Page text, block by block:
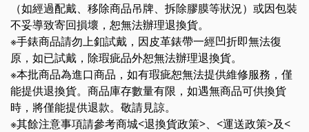
（如經過配戴、移除商品吊牌、拆除膠膜等狀況）或因包裝
不妥導致寄回損壞，恕無法辦理退換貨。
※手錶商品請勿上釦試戴，因皮革錶帶一經凹折即無法復
原，如已試戴，除瑕疵品外恕無法辦理退換貨。
※本批商品為進口商品，如有瑕疵恕無法提供維修服務，僅
能提供退換貨。商品庫存數量有限，如遇無商品可供換貨
時，將僅能提供退款。敬請見諒。
※其餘注意事項請參考商城<退換貨政策>、<運送政策>及<